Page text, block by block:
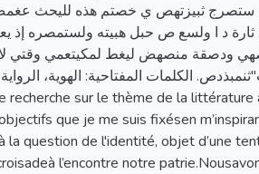
ثبيزتهص ي خصتم هذه لليحث عغمص
د ا ولسع ص حبل هبيته ولستمصره إذ
ودصقة منصهض ليغط لمكيتعمي
الكلمات المفتاحية: الهوية، الرواية
recherche sur le thème de la
que je me suis fixésen
la question de l'identité, objet d’une
l’encontre notre